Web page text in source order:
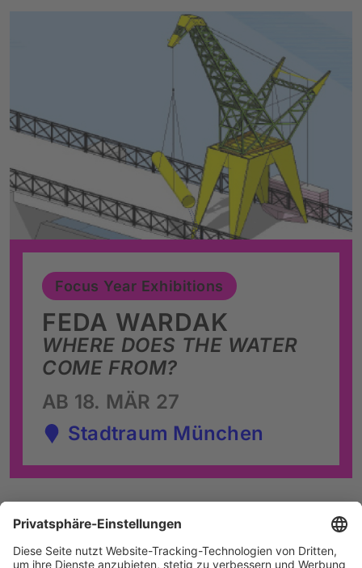
Focus Year Exhibitions
WHERE DOES THE WATER
COME FROM?
FEDA WARDAK
AB 18. MÄR 27
Stadtraum München
Künstler*innen A–Z